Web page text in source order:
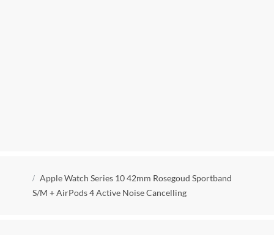
Kruimelpad
Apple Watch Series 10 42mm Rosegoud Sportband
S/M + AirPods 4 Active Noise Cancelling